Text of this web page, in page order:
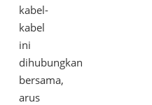
kabel-
kabel
ini
dihubungkan
bersama,
arus